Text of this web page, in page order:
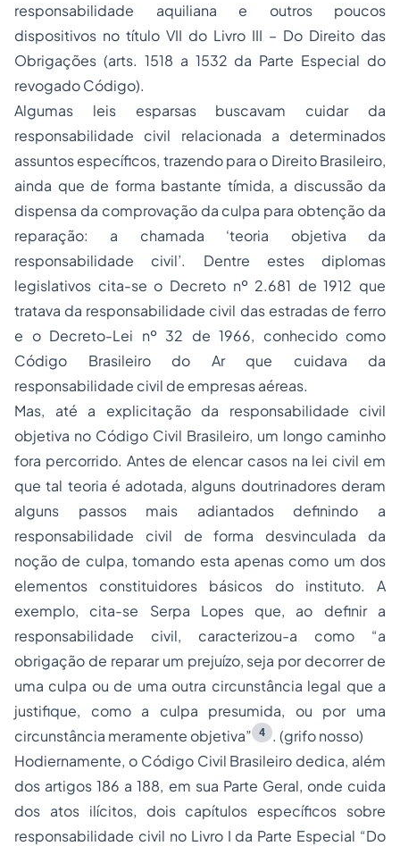
responsabilidade aquiliana e outros poucos
dispositivos no título VII do Livro III – Do Direito das
Obrigações (arts. 1518 a 1532 da Parte Especial do
revogado Código).
Algumas leis esparsas buscavam cuidar da
responsabilidade civil relacionada a determinados
assuntos específicos, trazendo para o Direito Brasileiro,
ainda que de forma bastante tímida, a discussão da
dispensa da comprovação da culpa para obtenção da
reparação: a chamada ‘teoria objetiva da
responsabilidade civil’. Dentre estes diplomas
legislativos cita-se o Decreto nº 2.681 de 1912 que
tratava da responsabilidade civil das estradas de ferro
e o Decreto-Lei nº 32 de 1966, conhecido como
Código Brasileiro do Ar que cuidava da
responsabilidade civil de empresas aéreas.
Mas, até a explicitação da responsabilidade civil
objetiva no Código Civil Brasileiro, um longo caminho
fora percorrido. Antes de elencar casos na lei civil em
que tal teoria é adotada, alguns doutrinadores deram
alguns passos mais adiantados definindo a
responsabilidade civil de forma desvinculada da
noção de culpa, tomando esta apenas como um dos
elementos constituidores básicos do instituto. A
exemplo, cita-se Serpa Lopes que, ao definir a
responsabilidade civil, caracterizou-a como “a
obrigação de reparar um prejuízo, seja por decorrer de
uma culpa ou de uma outra circunstância legal que a
justifique, como a culpa presumida, ou por uma
circunstância meramente objetiva”
4
. (grifo nosso)
Hodiernamente, o Código Civil Brasileiro dedica, além
dos artigos 186 a 188, em sua Parte Geral, onde cuida
dos atos ilícitos, dois capítulos específicos sobre
responsabilidade civil no Livro I da Parte Especial “Do